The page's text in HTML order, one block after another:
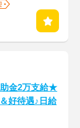
助金2万支給★
好待遇♪日給